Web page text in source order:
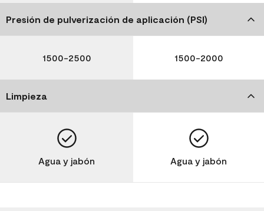
Presión de pulverización de aplicación (PSI)
1500-2500 1500-2000
Limpieza
Agua y jabón Agua y jabón